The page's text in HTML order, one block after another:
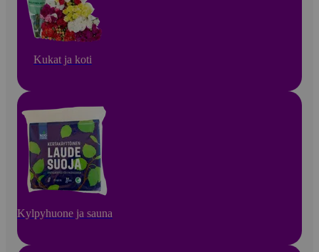
Kukat ja koti
Kylpyhuone ja sauna